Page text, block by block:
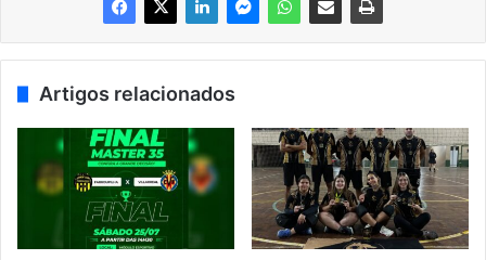
Artigos relacionados